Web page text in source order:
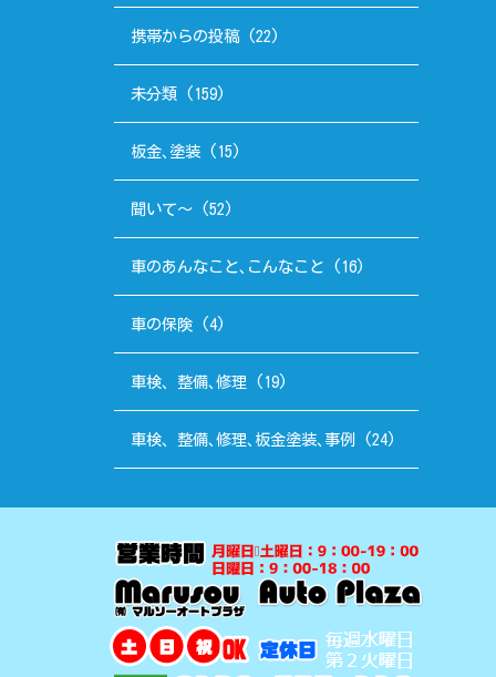
携帯からの投稿(22)
未分類 (159)
板金､塗装(15)
聞いて～(52)
車のあんなこと､こんなこと (16)
車の保険(4)
車検、整備､修理 (19)
車検、整備､修理､板金塗装､事例 (24)